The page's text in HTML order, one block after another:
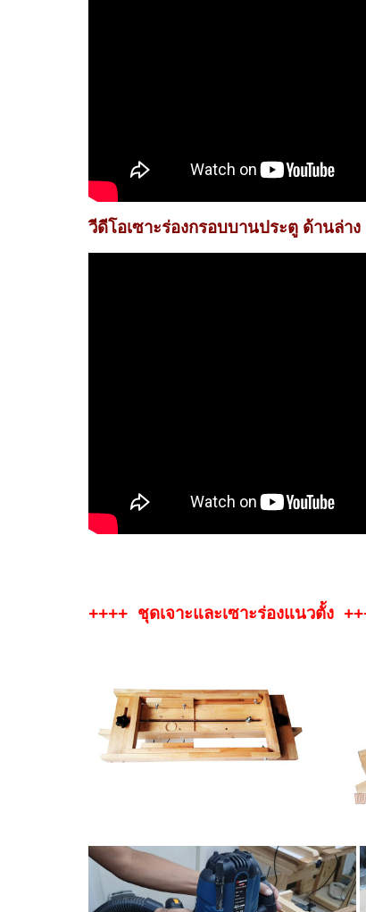
วีดีโอเซาะร่องกรอบบานประตู ด้านล่าง
++++ ชุดเจาะและเซาะร่องแนวตั้ง